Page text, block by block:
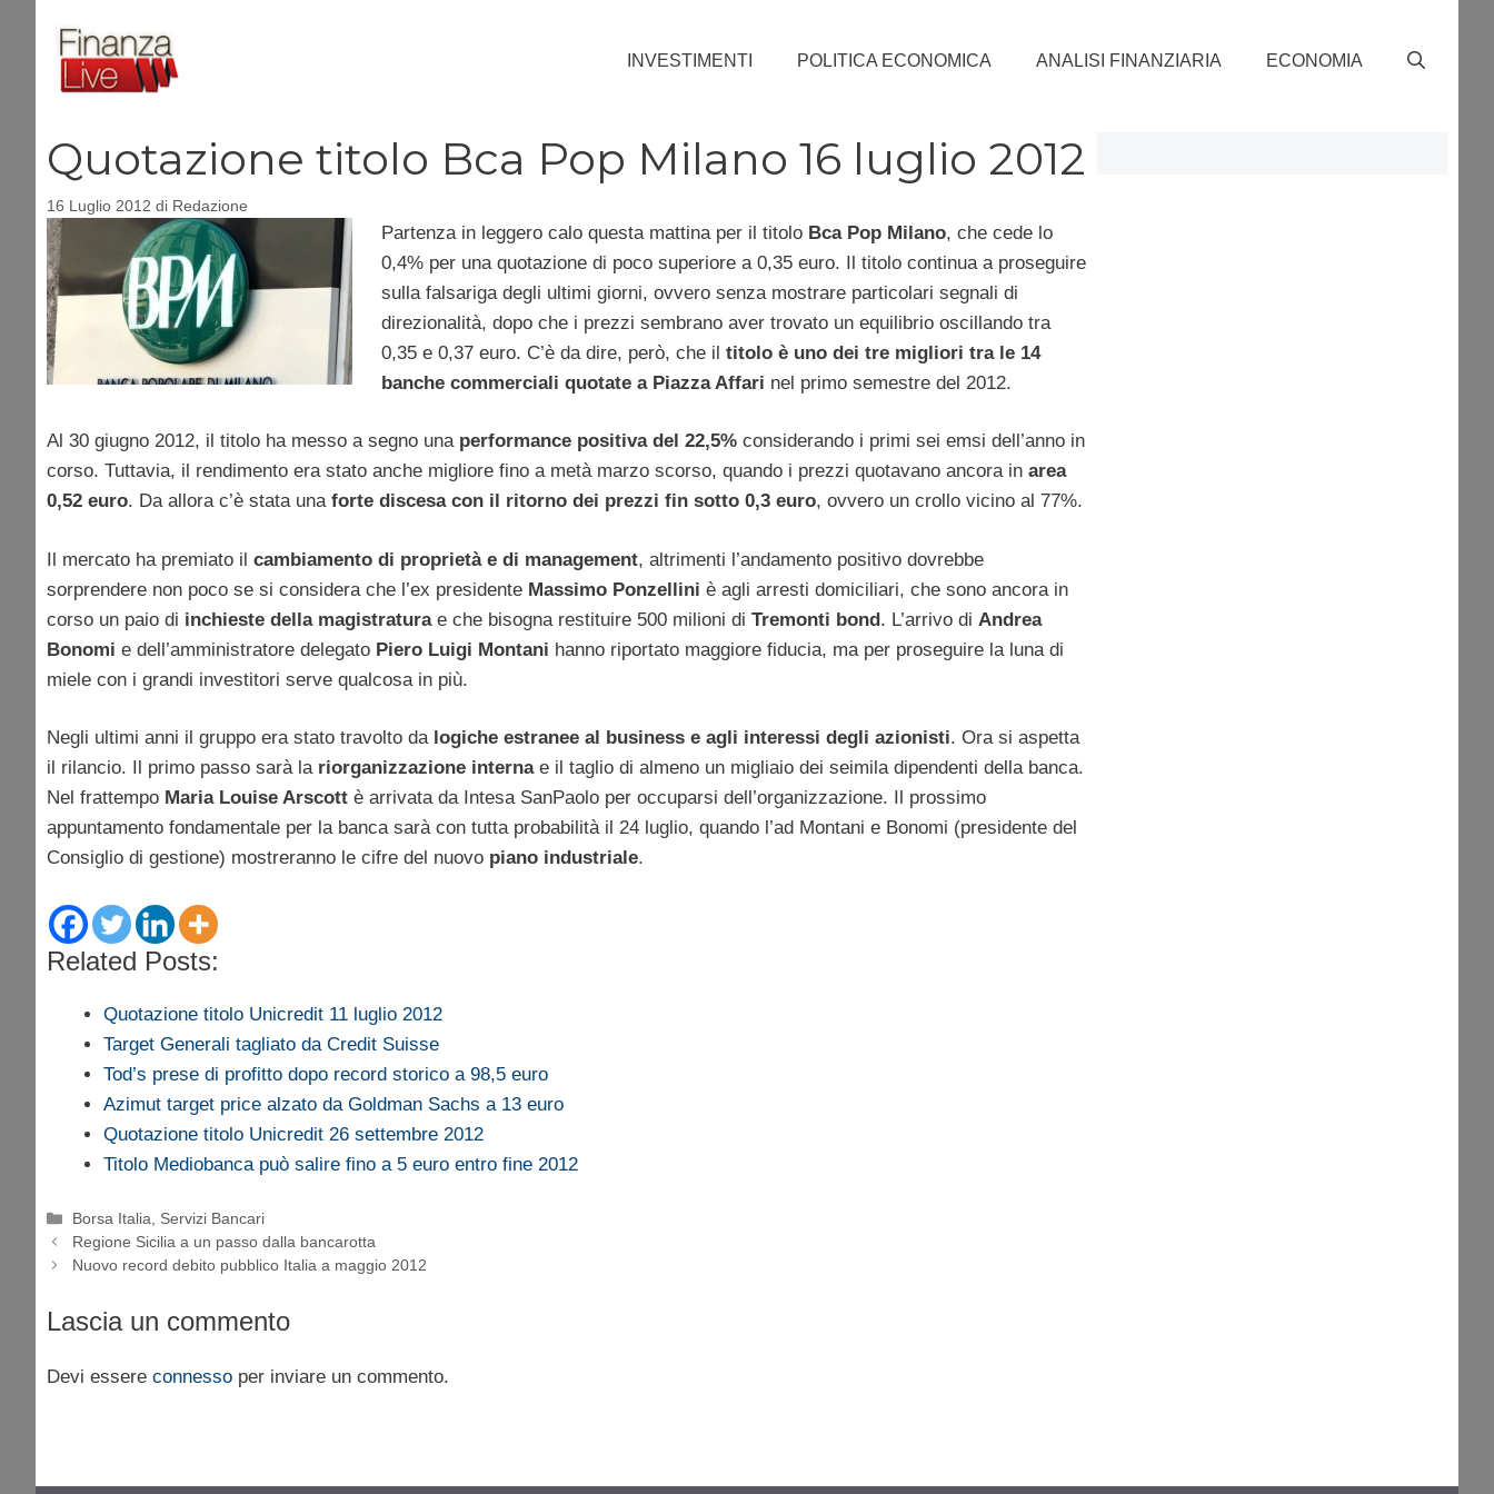
contenuto
INVESTIMENTI POLITICA ECONOMICA ANALISI FINANZIARIA ECONOMIA
Quotazione titolo Bca Pop Milano 16 luglio 2012
16 Luglio 2012 di Redazione
Partenza in leggero calo questa mattina per il titolo Bca Pop Milano, che cede lo
0,4% per una quotazione di poco superiore a 0,35 euro. Il titolo continua a proseguire
sulla falsariga degli ultimi giorni, ovvero senza mostrare particolari segnali di
direzionalità, dopo che i prezzi sembrano aver trovato un equilibrio oscillando tra
0,35 e 0,37 euro. C’è da dire, però, che il titolo è uno dei tre migliori tra le 14
banche commerciali quotate a Piazza Affari nel primo semestre del 2012.
Al 30 giugno 2012, il titolo ha messo a segno una performance positiva del 22,5% considerando i primi sei emsi dell’anno in
corso. Tuttavia, il rendimento era stato anche migliore fino a metà marzo scorso, quando i prezzi quotavano ancora in area
0,52 euro. Da allora c’è stata una forte discesa con il ritorno dei prezzi fin sotto 0,3 euro, ovvero un crollo vicino al 77%.
Il mercato ha premiato il cambiamento di proprietà e di management, altrimenti l’andamento positivo dovrebbe
sorprendere non poco se si considera che l’ex presidente Massimo Ponzellini è agli arresti domiciliari, che sono ancora in
corso un paio di inchieste della magistratura e che bisogna restituire 500 milioni di Tremonti bond. L’arrivo di Andrea
Bonomi e dell’amministratore delegato Piero Luigi Montani hanno riportato maggiore fiducia, ma per proseguire la luna di
miele con i grandi investitori serve qualcosa in più.
Negli ultimi anni il gruppo era stato travolto da logiche estranee al business e agli interessi degli azionisti. Ora si aspetta
il rilancio. Il primo passo sarà la riorganizzazione interna e il taglio di almeno un migliaio dei seimila dipendenti della banca.
Nel frattempo Maria Louise Arscott è arrivata da Intesa SanPaolo per occuparsi dell’organizzazione. Il prossimo
appuntamento fondamentale per la banca sarà con tutta probabilità il 24 luglio, quando l’ad Montani e Bonomi (presidente del
Consiglio di gestione) mostreranno le cifre del nuovo piano industriale.
Related Posts:
Quotazione titolo Unicredit 11 luglio 2012
Target Generali tagliato da Credit Suisse
Tod’s prese di profitto dopo record storico a 98,5 euro
Azimut target price alzato da Goldman Sachs a 13 euro
Quotazione titolo Unicredit 26 settembre 2012
Titolo Mediobanca può salire fino a 5 euro entro fine 2012
Categorie
Borsa Italia
Servizi Bancari
Regione Sicilia a un passo dalla bancarotta
Nuovo record debito pubblico Italia a maggio 2012
Lascia un commento
Devi essere connesso per inviare un commento.